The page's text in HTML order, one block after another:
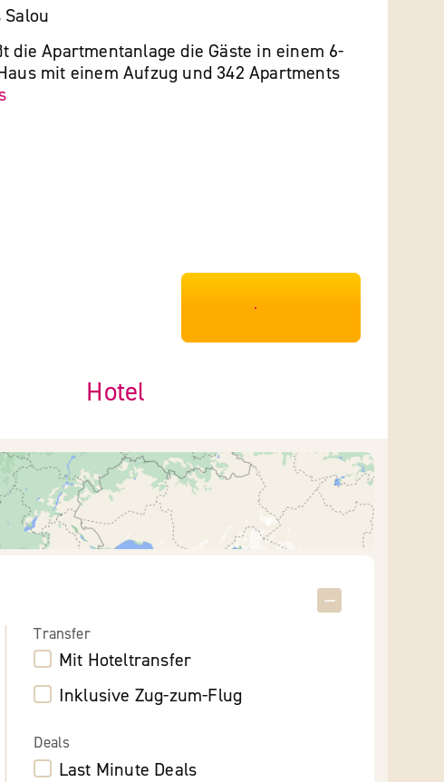
Salou
die Apartmentanlage die Gäste in einem 6-
mit einem Aufzug und 342 Apartments
***************
Hotel
Transfer
Mit Hoteltransfer
Inklusive Zug-zum-Flug
Deals
Last Minute Deals